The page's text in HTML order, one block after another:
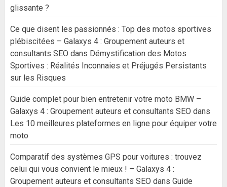
glissante ?
Ce que disent les passionnés : Top des motos sportives
plébiscitées – Galaxys 4 : Groupement auteurs et
consultants SEO dans Démystification des Motos
Sportives : Réalités Inconnaies et Préjugés Persistants
sur les Risques
Guide complet pour bien entretenir votre moto BMW –
Galaxys 4 : Groupement auteurs et consultants SEO dans
Les 10 meilleures plateformes en ligne pour équiper votre
moto
Comparatif des systèmes GPS pour voitures : trouvez
celui qui vous convient le mieux ! – Galaxys 4 :
Groupement auteurs et consultants SEO dans Guide